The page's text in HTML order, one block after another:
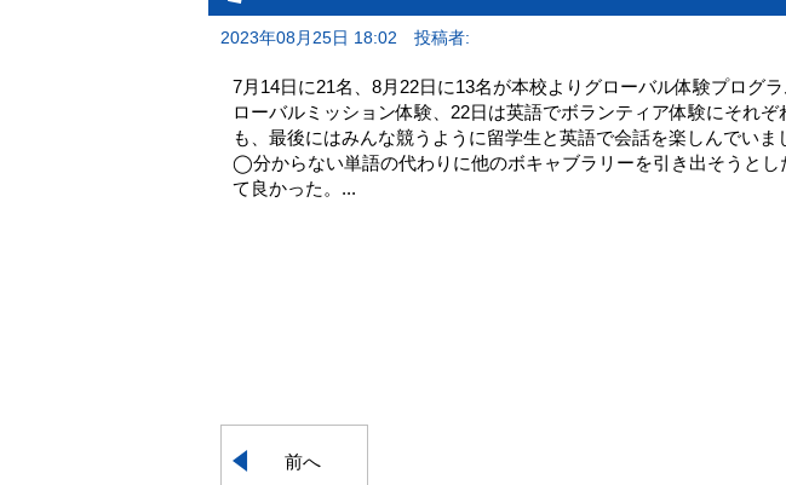
2023年08月25日 18:02 投稿者:
7月14日に21名、8月22日に13名が本校よりグローバル体験プログ
ローバルミッション体験、22日は英語でボランティア体験にそれ
も、最後にはみんな競うように留学生と英語で会話を楽しんでい
◯分からない単語の代わりに他のボキャブラリーを引き出そうとし
て良かった。...
前へ